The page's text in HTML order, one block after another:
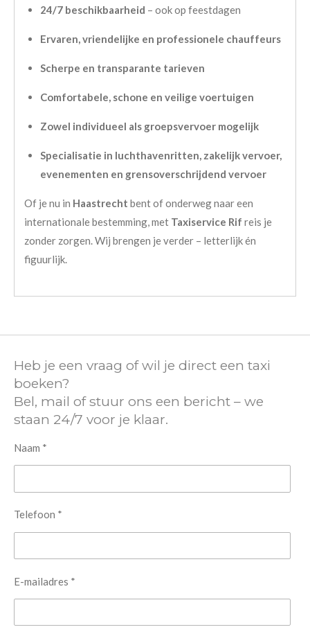
24/7 beschikbaarheid – ook op feestdagen
Ervaren, vriendelijke en professionele chauffeurs
Scherpe en transparante tarieven
Comfortabele, schone en veilige voertuigen
Zowel individueel als groepsvervoer mogelijk
Specialisatie in luchthavenritten, zakelijk vervoer,
evenementen en grensoverschrijdend vervoer
Of je nu in Haastrecht bent of onderweg naar een
internationale bestemming, met Taxiservice Rif reis je
zonder zorgen. Wij brengen je verder – letterlijk én
figuurlijk.
Heb je een vraag of wil je direct een taxi
boeken?
Bel, mail of stuur ons een bericht – we
staan 24/7 voor je klaar.
Naam *
Telefoon *
E-mailadres *